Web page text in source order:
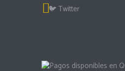
🐦Twitter